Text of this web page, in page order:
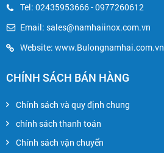
Tel: 02435953666 - 0977260612
Email: sales@namhaiinox.com.vn
Website: www.Bulongnamhai.com.vn
CHÍNH SÁCH BÁN HÀNG
Chính sách và quy định chung
chính sách thanh toán
Chính sách vận chuyển